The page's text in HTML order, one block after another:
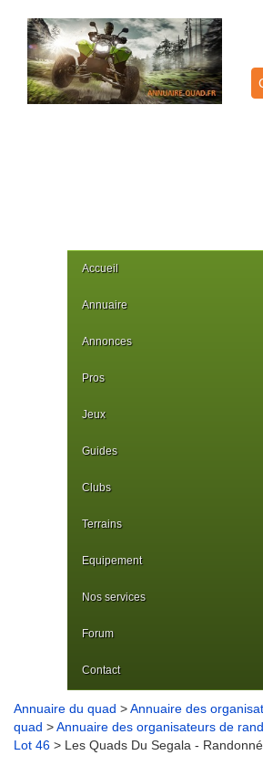
Accueil
Annuaire
Annonces
Pros
Jeux
Guides
Clubs
Terrains
Equipement
Nos services
Forum
Contact
Annuaire du quad >Annuaire des
quad >Annuaire des organisateurs de
Lot 46 > Les Quads Du Segala -